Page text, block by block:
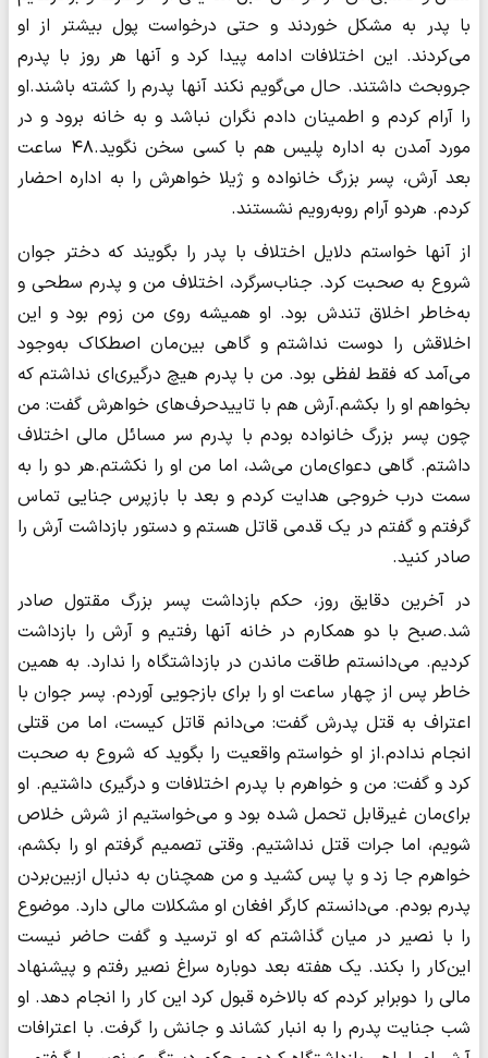
با پدر به مشکل خوردند و حتی درخواست پول بیشتر از او
می‌کردند. این اختلافات ادامه پیدا کرد و آنها هر روز با پدرم
جروبحث داشتند. حال می‌گویم نکند آنها پدرم را کشته باشند.او
را آرام کردم و اطمینان دادم نگران نباشد و به خانه برود و در
مورد آمدن به اداره پلیس هم با کسی سخن نگوید.۴۸ ساعت
بعد آرش، پسر بزرگ خانواده و ژیلا خواهرش را به اداره احضار
کردم. هردو آرام روبه‌رویم نشستند.
از آنها خواستم دلایل اختلاف با پدر را بگویند که دختر جوان
شروع به صحبت کرد. جناب‌سرگرد، اختلاف من و پدرم سطحی و
به‌خاطر اخلاق تندش بود. او همیشه روی من زوم بود و این
اخلاقش را دوست نداشتم و گاهی بین‌مان اصطکاک به‌وجود
می‌آمد که فقط لفظی بود. من با پدرم هیچ درگیری‌ای نداشتم که
بخواهم او را بکشم.آرش هم با تاییدحرف‌های خواهرش گفت: من
چون پسر بزرگ خانواده بودم با پدرم سر مسائل مالی اختلاف
داشتم. گاهی دعوای‌مان می‌شد، اما من او را نکشتم.هر دو را به
سمت درب خروجی هدایت کردم و بعد با بازپرس جنایی تماس
گرفتم و گفتم در یک قدمی قاتل هستم و دستور بازداشت آرش را
صادر کنید.
در آخرین دقایق روز، حکم بازداشت پسر بزرگ مقتول صادر
شد.صبح با دو همکارم در خانه آنها رفتیم و آرش را بازداشت
کردیم. می‌دانستم طاقت ماندن در بازداشتگاه را ندارد. به همین
خاطر پس از چهار ساعت او را برای بازجویی آوردم. پسر جوان با
اعتراف به قتل پدرش گفت: می‌دانم قاتل کیست، اما من قتلی
انجام ندادم.از او خواستم واقعیت را بگوید که شروع به صحبت
کرد و گفت: من و خواهرم با پدرم اختلافات و درگیری داشتیم. او
برای‌مان غیرقابل تحمل شده بود و می‌خواستیم از شرش خلاص
شویم، اما جرات قتل نداشتیم. وقتی تصمیم گرفتم او را بکشم،
خواهرم جا زد و پا پس کشید و من همچنان به دنبال ازبین‌بردن
پدرم بودم‌. می‌دانستم کارگر افغان او مشکلات مالی دارد. موضوع
را با نصیر در میان گذاشتم که او ترسید و گفت حاضر نیست
این‌کار را بکند. یک هفته بعد دوباره سراغ نصیر رفتم و پیشنهاد
مالی را دوبرابر کردم که بالاخره قبول کرد این کار را انجام دهد. او
شب جنایت پدرم را به انبار کشاند و جانش را گرفت. با اعترافات